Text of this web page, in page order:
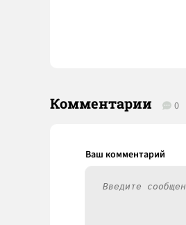
Комментарии 0